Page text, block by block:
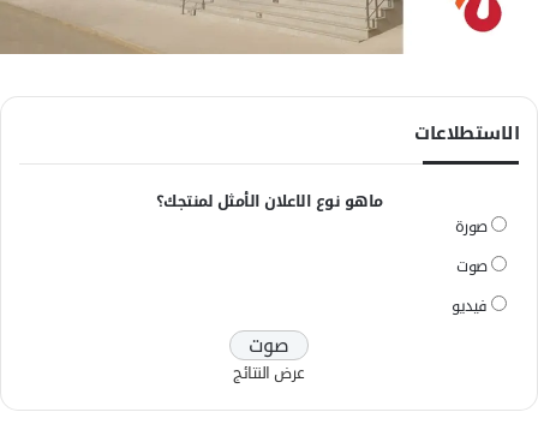
الاستطلاعات
ماهو نوع الاعلان الأمثل لمنتجك؟
صورة
صوت
فيديو
عرض النتائج